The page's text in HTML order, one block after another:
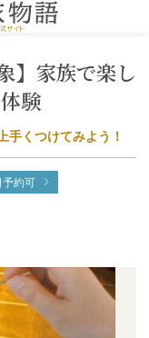
】家族で楽し
験
手くつけてみよう！
予約可